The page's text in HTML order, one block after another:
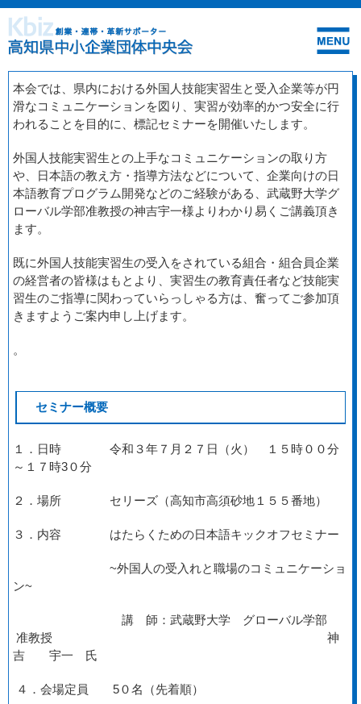
本会では、県内における外国人技能実習生と受入企業等が円
滑なコミュニケーションを図り、実習が効率的かつ安全に行
われることを目的に、標記セミナーを開催いたします。
外国人技能実習生との上手なコミュニケーションの取り方
や、日本語の教え方・指導方法などについて、企業向けの日
本語教育プログラム開発などのご経験がある、武蔵野大学グ
ローバル学部准教授の神吉宇一様よりわかり易くご講義頂き
ます。
既に外国人技能実習生の受入をされている組合・組合員企業
の経営者の皆様はもとより、実習生の教育責任者など技能実
習生のご指導に関わっていらっしゃる方は、奮ってご参加頂
きますようご案内申し上げます。
。
セミナー概要
１．日時 令和３年７月２７日（火） １５時００分
～１７時3０分
２．場所 セリーズ（高知市高須砂地１５５番地）
３．内容 はたらくための日本語キックオフセミナー
~外国人の受入れと職場のコミュニケーショ
ン~
講 師：武蔵野大学 グローバル学部
准教授 神
吉 宇一 氏
４．会場定員 5０名（先着順）